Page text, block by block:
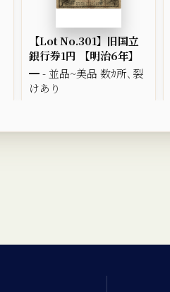
【Lot No.301】旧国立
銀行券1円 【明治6年】
━ - 並品~美品 数ｶ所､裂
けあり